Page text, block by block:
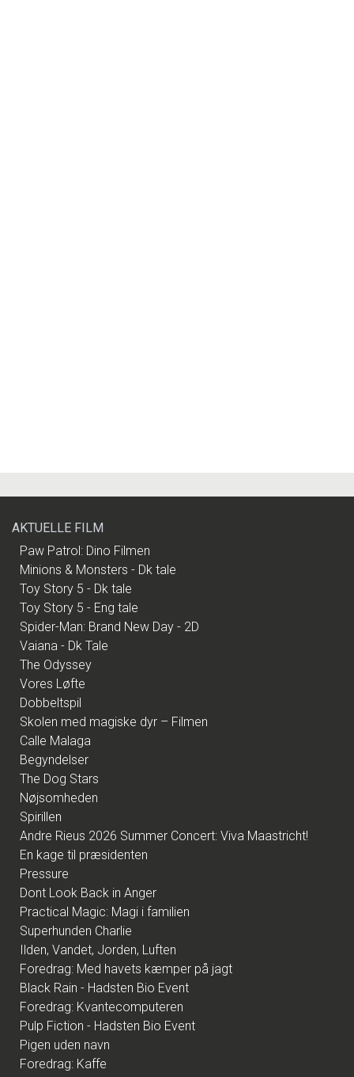
AKTUELLE FILM
Paw Patrol: Dino Filmen
Minions & Monsters - Dk tale
Toy Story 5 - Dk tale
Toy Story 5 - Eng tale
Spider-Man: Brand New Day - 2D
Vaiana - Dk Tale
The Odyssey
Vores Løfte
Dobbeltspil
Skolen med magiske dyr – Filmen
Calle Malaga
Begyndelser
The Dog Stars
Nøjsomheden
Spirillen
Andre Rieus 2026 Summer Concert: Viva Maastricht!
En kage til præsidenten
Pressure
Dont Look Back in Anger
Practical Magic: Magi i familien
Superhunden Charlie
Ilden, Vandet, Jorden, Luften
Foredrag: Med havets kæmper på jagt
Black Rain - Hadsten Bio Event
Foredrag: Kvantecomputeren
Pulp Fiction - Hadsten Bio Event
Pigen uden navn
Foredrag: Kaffe